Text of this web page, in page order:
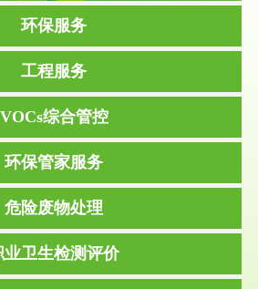
环保服务
工程服务
VOCs综合管控
环保管家服务
危险废物处理
业卫生检测评价